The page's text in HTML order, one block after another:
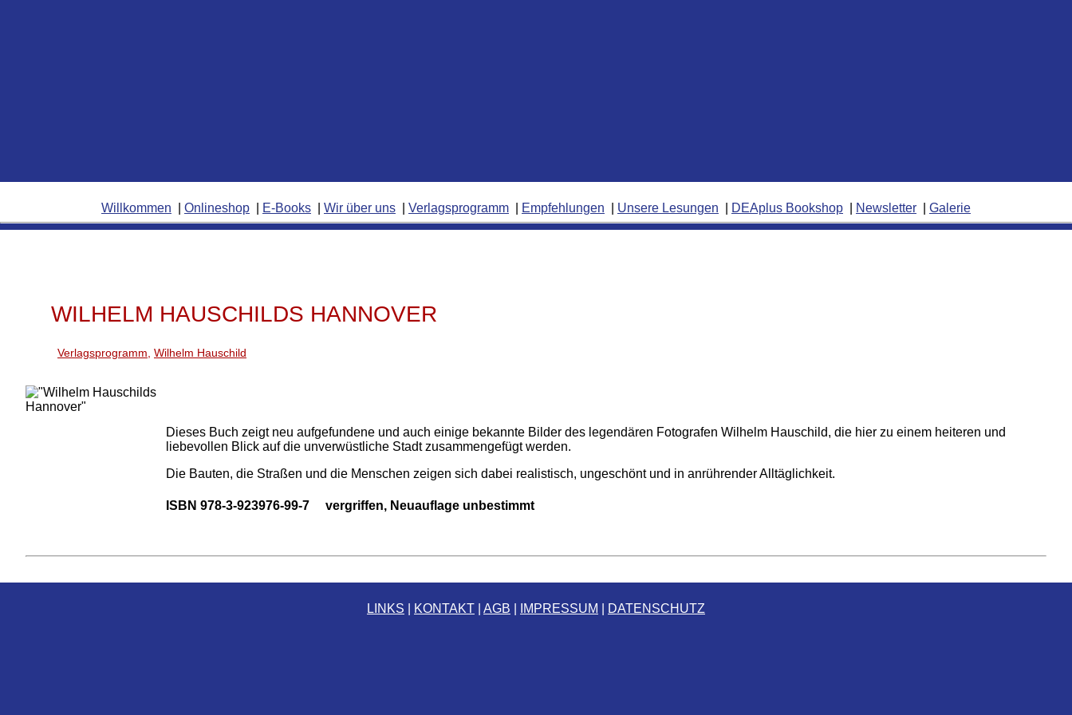
Willkommen Onlineshop E-Books Wir über uns Verlagsprogramm Empfehlungen Unsere Lesungen DEAplus Bookshop Newsletter Galerie
WILHELM HAUSCHILDS HANNOVER
Verlagsprogramm, Wilhelm Hauschild
Dieses Buch zeigt neu aufgefundene und auch einige bekannte Bilder des legendären Fotografen Wilhelm Hauschild, die hier zu einem heiteren und
liebevollen Blick auf die unverwüstliche Stadt zusammengefügt werden.
Die Bauten, die Straßen und die Menschen zeigen sich dabei realistisch, ungeschönt und in anrührender Alltäglichkeit.
ISBN 978-3-923976-99-7 vergriffen, Neuauflage unbestimmt
LINKS KONTAKT AGB IMPRESSUM DATENSCHUTZ